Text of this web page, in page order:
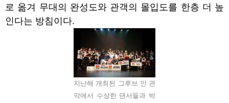
로 옮겨 무대의 완성도와 관객의 몰입도를 한층 더 높
인다는 방침이다.
지난해 개최된 그루브 인 관
악에서 수상한 댄서들과 박